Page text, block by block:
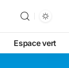
Espace vert